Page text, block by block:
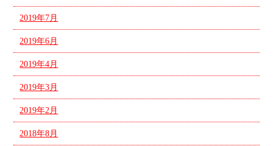
2019年7月
2019年6月
2019年4月
2019年3月
2019年2月
2018年8月